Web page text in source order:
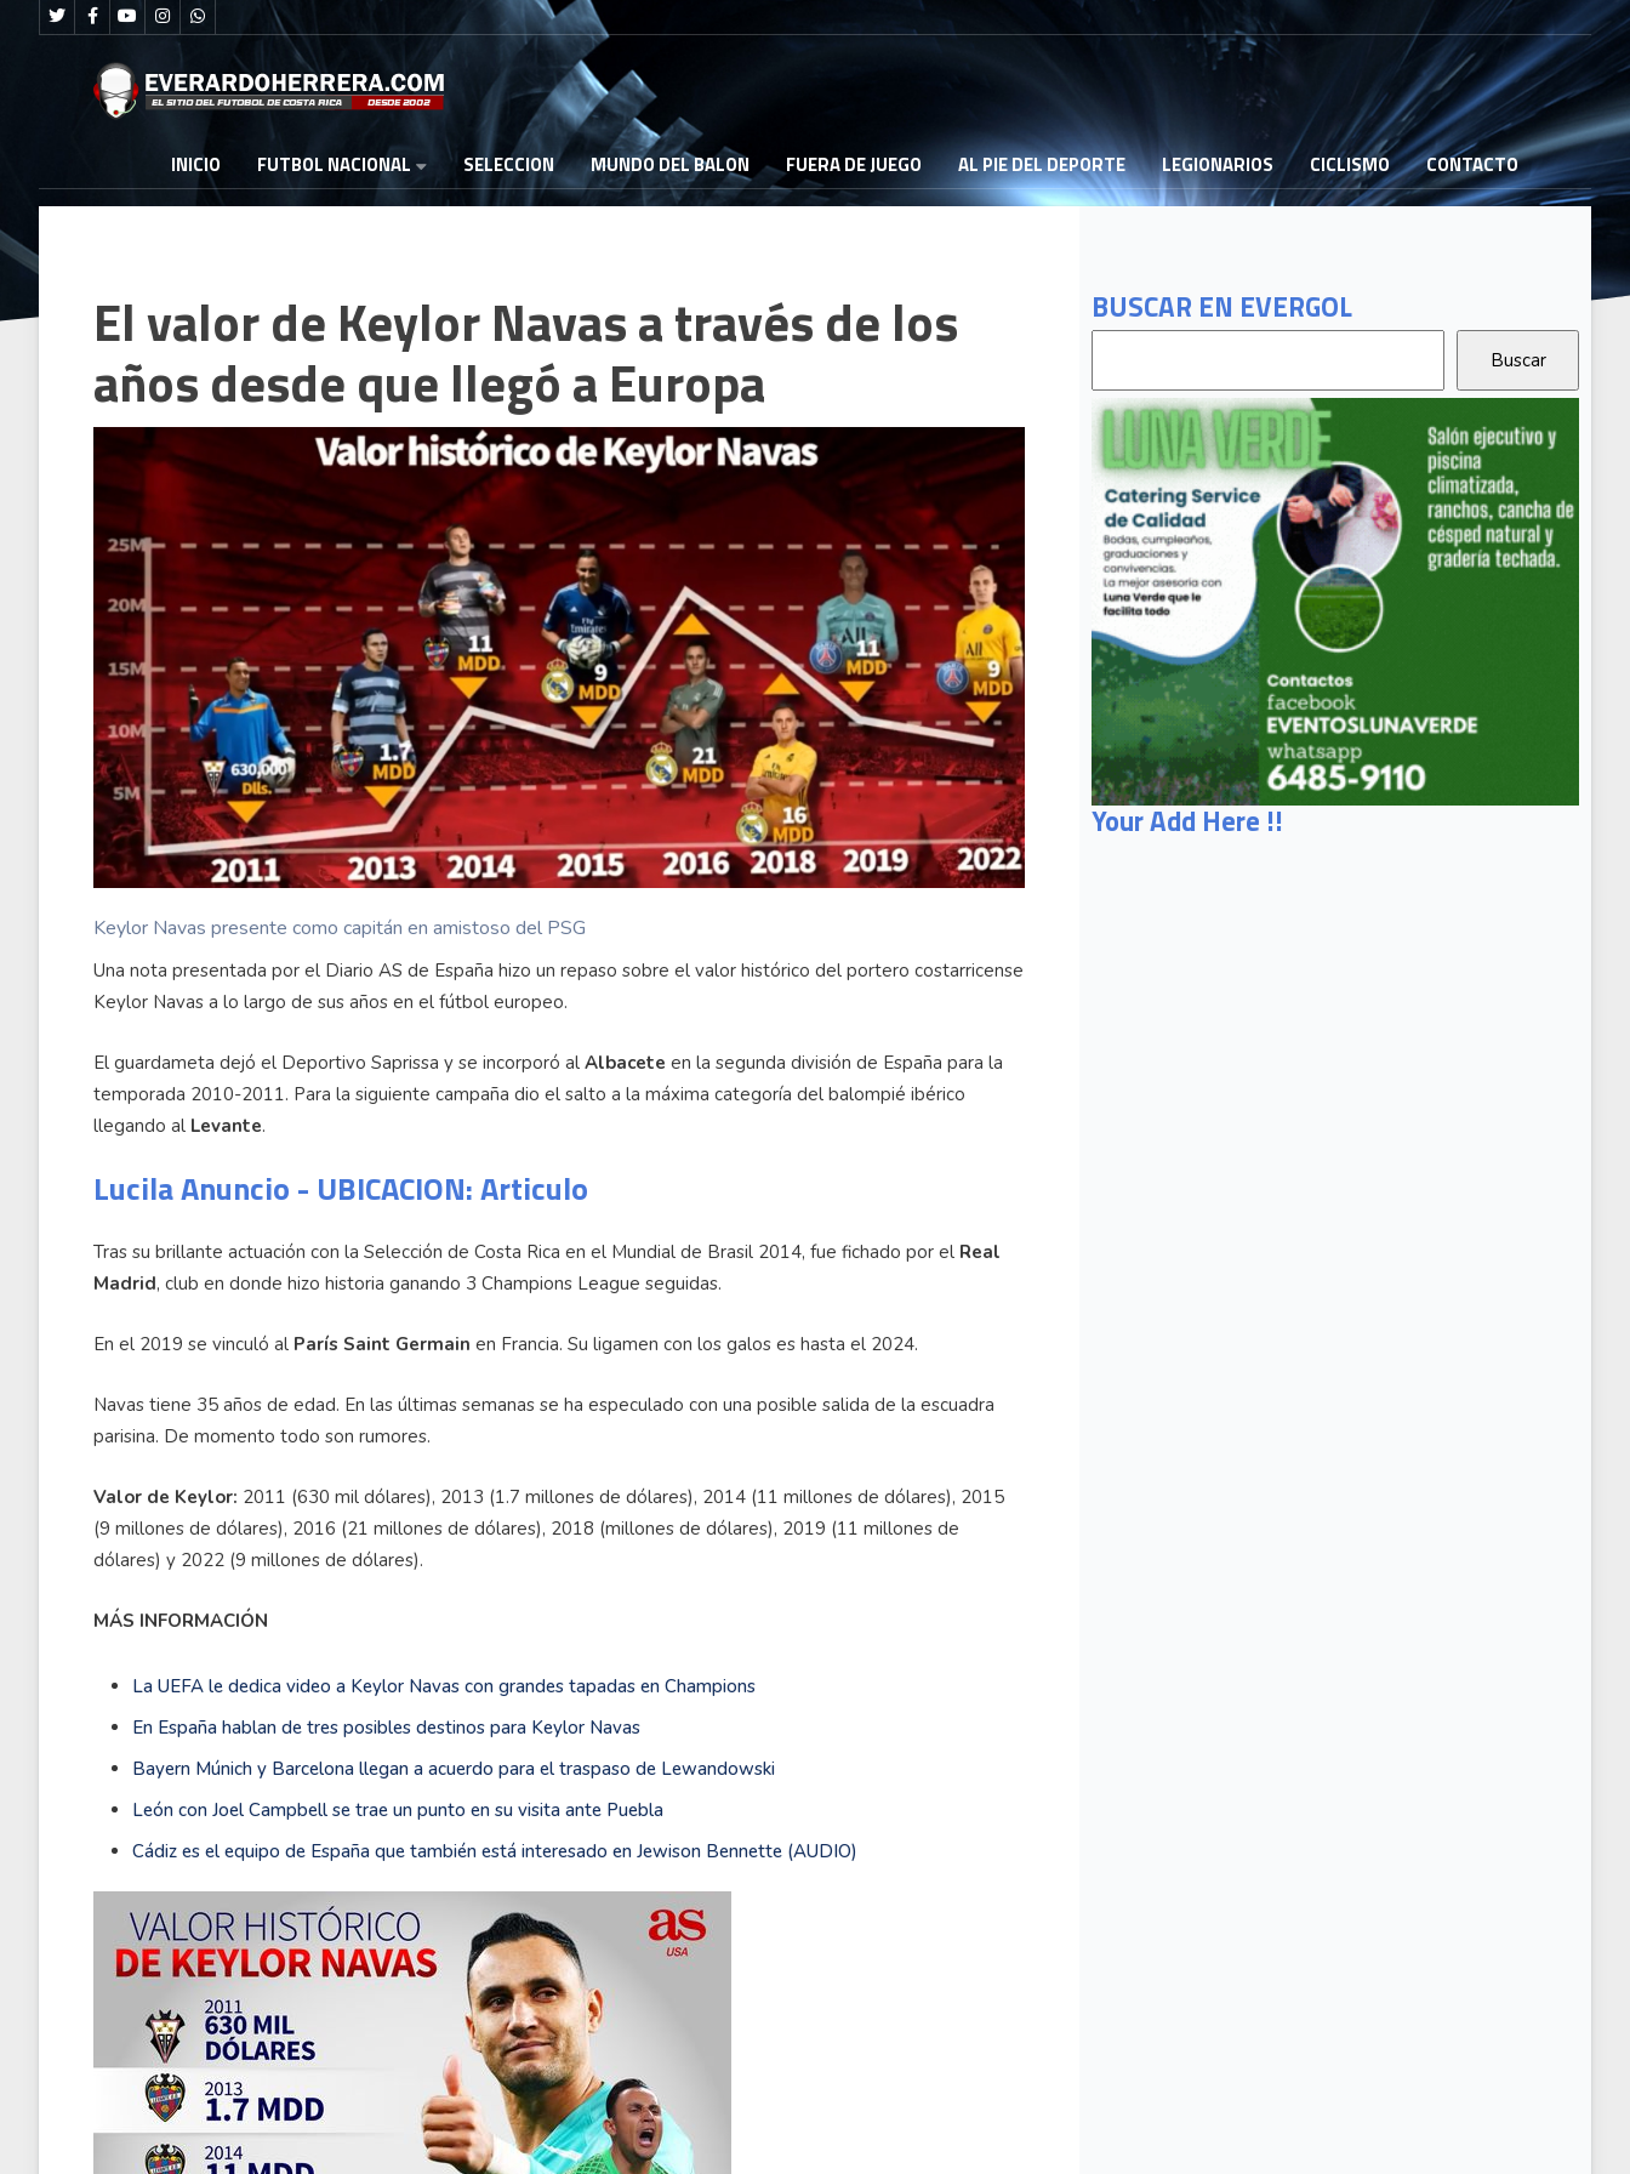
INICIO FUTBOL NACIONAL SELECCION MUNDO DEL BALON FUERA DE JUEGO AL PIE DEL DEPORTE LEGIONARIOS CICLISMO CONTACTO
BUSCAR EN EVERGOL
Your Add Here !!
El valor de Keylor Navas a través de los
años desde que llegó a Europa
Keylor Navas presente como capitán en amistoso del PSG
Una nota presentada por el Diario AS de España hizo un repaso sobre el valor histórico del portero costarricense
Keylor Navas a lo largo de sus años en el fútbol europeo.
El guardameta dejó el Deportivo Saprissa y se incorporó al Albacete en la segunda división de España para la
temporada 2010-2011. Para la siguiente campaña dio el salto a la máxima categoría del balompié ibérico
llegando al Levante.
Lucila Anuncio - UBICACION: Articulo
Tras su brillante actuación con la Selección de Costa Rica en el Mundial de Brasil 2014, fue fichado por el Real
Madrid, club en donde hizo historia ganando 3 Champions League seguidas.
En el 2019 se vinculó al París Saint Germain en Francia. Su ligamen con los galos es hasta el 2024.
Navas tiene 35 años de edad. En las últimas semanas se ha especulado con una posible salida de la escuadra
parisina. De momento todo son rumores.
Valor de Keylor: 2011 (630 mil dólares), 2013 (1.7 millones de dólares), 2014 (11 millones de dólares), 2015
(9 millones de dólares), 2016 (21 millones de dólares), 2018 (millones de dólares), 2019 (11 millones de
dólares) y 2022 (9 millones de dólares).
MÁS INFORMACIÓN
La UEFA le dedica video a Keylor Navas con grandes tapadas en Champions
En España hablan de tres posibles destinos para Keylor Navas
Bayern Múnich y Barcelona llegan a acuerdo para el traspaso de Lewandowski
León con Joel Campbell se trae un punto en su visita ante Puebla
Cádiz es el equipo de España que también está interesado en Jewison Bennette (AUDIO)